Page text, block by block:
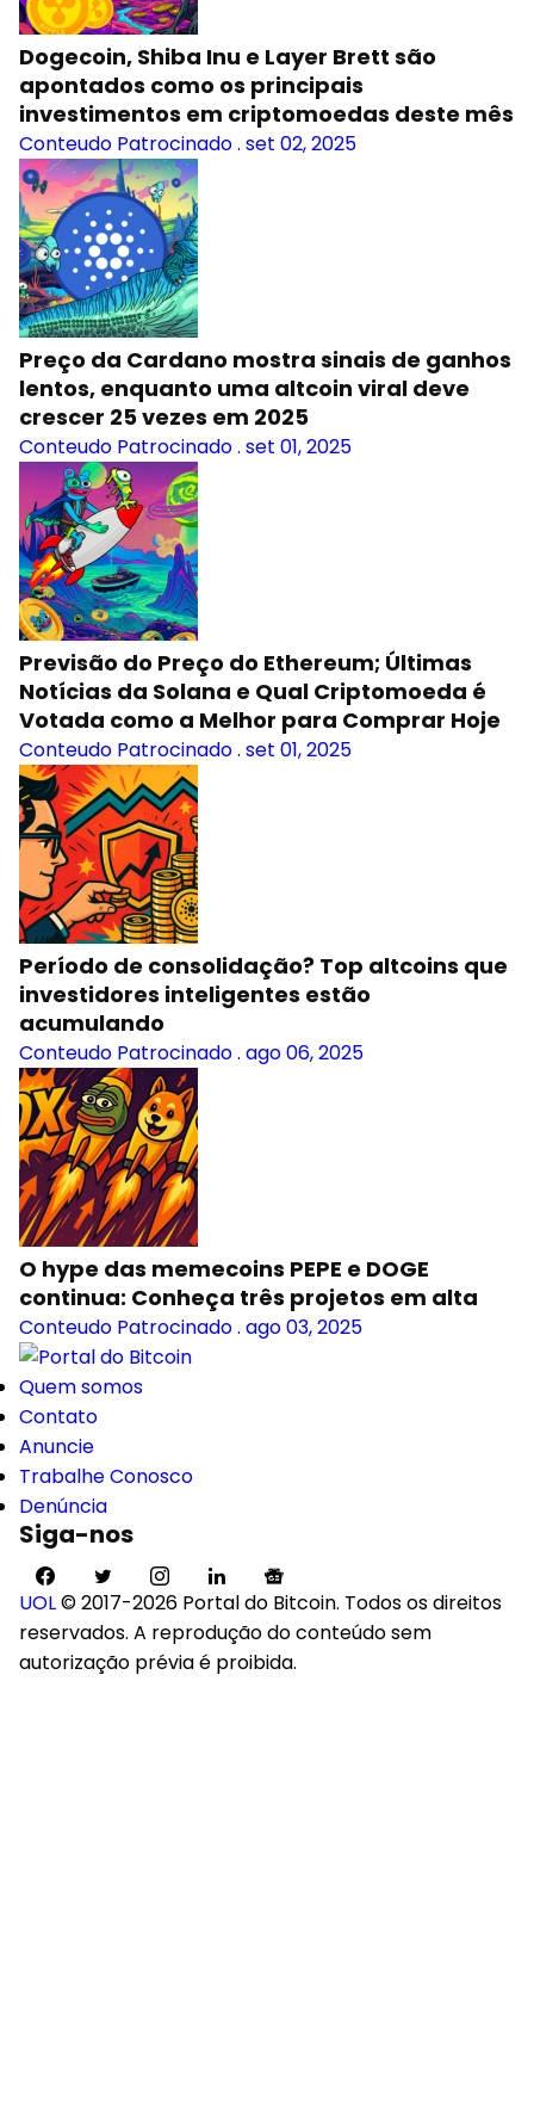
Dogecoin, Shiba Inu e Layer Brett são
apontados como os principais
investimentos em criptomoedas deste mês
Conteudo Patrocinado. set 02, 2025
Preço da Cardano mostra sinais de ganhos
lentos, enquanto uma altcoin viral deve
crescer 25 vezes em 2025
Conteudo Patrocinado. set 01, 2025
Previsão do Preço do Ethereum; Últimas
Notícias da Solana e Qual Criptomoeda é
Votada como a Melhor para Comprar Hoje
Conteudo Patrocinado. set 01, 2025
Período de consolidação? Top altcoins que
investidores inteligentes estão
acumulando
Conteudo Patrocinado. ago 06, 2025
O hype das memecoins PEPE e DOGE
continua: Conheça três projetos em alta
Conteudo Patrocinado. ago 03, 2025
Quem somos
Contato
Anuncie
Trabalhe Conosco
Denúncia
Siga-nos
UOL© 2017-2026 Portal do Bitcoin. Todos os direitos
reservados. A reprodução do conteúdo sem
autorização prévia é proibida.